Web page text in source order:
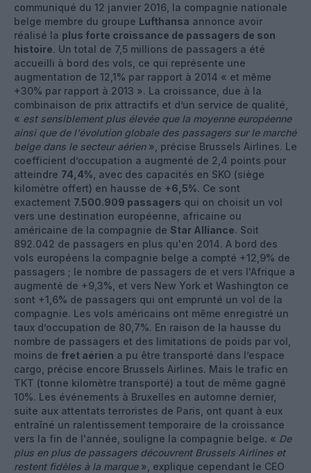
communiqué du 12 janvier 2016, la compagnie nationale
belge membre du groupe Lufthansa annonce avoir
réalisé la plus forte croissance de passagers de son
histoire. Un total de 7,5 millions de passagers a été
accueilli à bord des vols, ce qui représente une
augmentation de 12,1% par rapport à 2014 « et même
+30% par rapport à 2013 ». La croissance, due à la
combinaison de prix attractifs et d’un service de qualité,
« est sensiblement plus élevée que la moyenne européenne
ainsi que de l'évolution globale des passagers sur le marché
belge dans le secteur aérien», précise Brussels Airlines. Le
coefficient d’occupation a augmenté de 2,4 points pour
atteindre 74,4% , avec des capacités en SKO (siège
kilomètre offert) en hausse de +6,5%. Ce sont
exactement 7.500.909 passagers qui on choisit un vol
vers une destination européenne, africaine ou
américaine de la compagnie de Star Alliance. Soit
892.042 de passagers en plus qu'en 2014. A bord des
vols européens la compagnie belge a compté +12,9% de
passagers ; le nombre de passagers de et vers l'Afrique a
augmenté de +9,3%, et vers New York et Washington ce
sont +1,6% de passagers qui ont emprunté un vol de la
compagnie. Les vols américains ont même enregistré un
taux d’occupation de 80,7%. En raison de la hausse du
nombre de passagers et des limitations de poids par vol,
moins de fret aérien a pu être transporté dans l’espace
cargo, précise encore Brussels Airlines. Mais le trafic en
TKT (tonne kilomètre transporté) a tout de même gagné
10%. Les événements à Bruxelles en automne dernier,
suite aux attentats terroristes de Paris, ont quant à eux
entraîné un ralentissement temporaire de la croissance
vers la fin de l'année, souligne la compagnie belge. « De
plus en plus de passagers découvrent Brussels Airlines et
restent fidèles à la marque », explique cependant le CEO